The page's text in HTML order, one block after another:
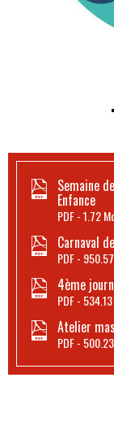
Semaine
Enfance
PDF 1.72
Carnaval
PDF
4ème
PDF
Atelier
PDF